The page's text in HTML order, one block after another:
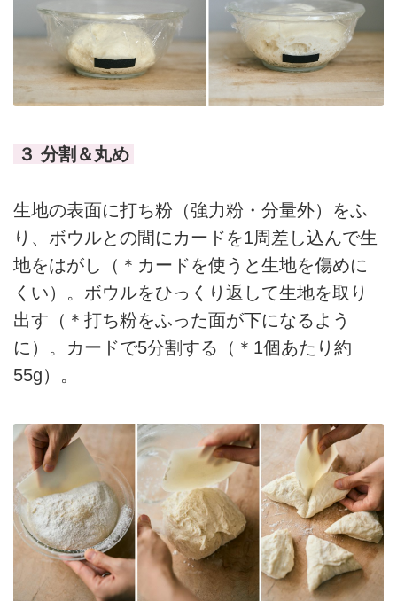
３ 分割＆丸め
生地の表面に打ち粉（強力粉・分量外）をふ
り、ボウルとの間にカードを1周差し込んで生
地をはがし（＊カードを使うと生地を傷めに
くい）。ボウルをひっくり返して生地を取り
出す（＊打ち粉をふった面が下になるよう
に）。カードで5分割する（＊1個あたり約
55g）。